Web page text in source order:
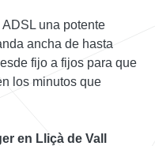
una potente
ancha de hasta
fijo a fijos para que
los minutos que
en Lliçà de Vall